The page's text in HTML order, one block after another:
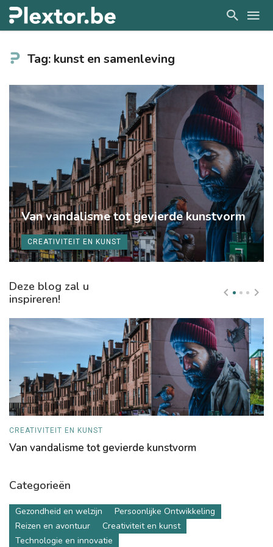
Tag: kunst en samenleving
CREATIVITEIT EN KUNST
Van vandalisme tot gevierde kunstvorm
Deze blog zal u
inspireren!
CREATIVITEIT EN KUNST
Van vandalisme tot gevierde kunstvorm
Categorieën
Gezondheid en welzijn
Persoonlijke Ontwikkeling
Reizen en avontuur
Creativiteit en kunst
Technologie en innovatie